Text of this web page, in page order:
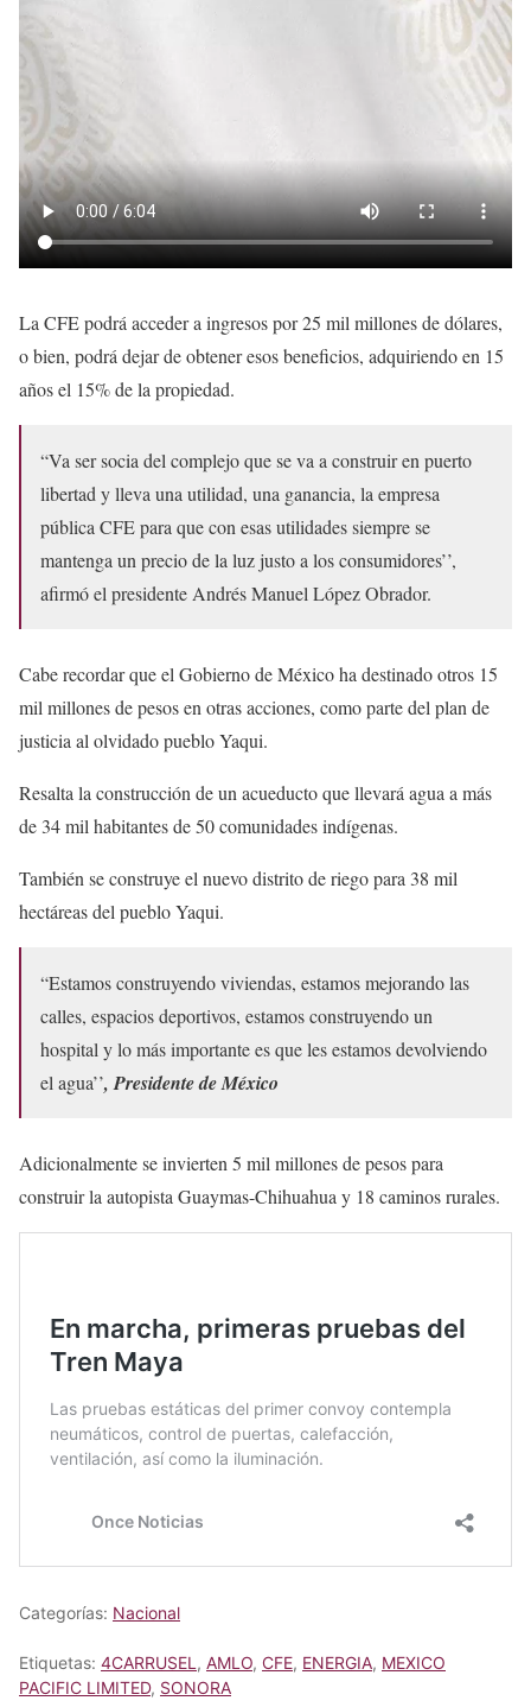
La CFE podrá acceder a ingresos por 25 mil millones de dólares,
o bien, podrá dejar de obtener esos beneficios, adquiriendo en 15
años el 15% de la propiedad.
“Va ser socia del complejo que se va a construir en puerto
libertad y lleva una utilidad, una ganancia, la empresa
pública CFE para que con esas utilidades siempre se
mantenga un precio de la luz justo a los consumidores’’,
afirmó el presidente Andrés Manuel López Obrador.
Cabe recordar que el Gobierno de México ha destinado otros 15
mil millones de pesos en otras acciones, como parte del plan de
justicia al olvidado pueblo Yaqui.
Resalta la construcción de un acueducto que llevará agua a más
de 34 mil habitantes de 50 comunidades indígenas.
También se construye el nuevo distrito de riego para 38 mil
hectáreas del pueblo Yaqui.
“Estamos construyendo viviendas, estamos mejorando las
calles, espacios deportivos, estamos construyendo un
hospital y lo más importante es que les estamos devolviendo
el agua’’, Presidente de México
Adicionalmente se invierten 5 mil millones de pesos para
construir la autopista Guaymas-Chihuahua y 18 caminos rurales.
Categorías: Nacional
Etiquetas: 4CARRUSEL , AMLO, CFE, ENERGIA, MEXICO
PACIFIC LIMITED, SONORA